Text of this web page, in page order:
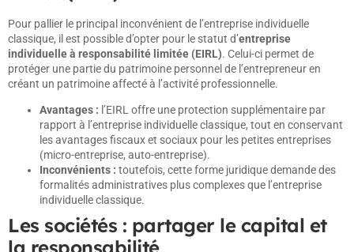
Pour pallier le principal inconvénient de l’entreprise individuelle
classique, il est possible d’opter pour le statut d’entreprise
individuelle à responsabilité limitée (EIRL). Celui-ci permet de
protéger une partie du patrimoine personnel de l’entrepreneur en
créant un patrimoine affecté à l’activité professionnelle.
Avantages : l’EIRL offre une protection supplémentaire par
rapport à l’entreprise individuelle classique, tout en conservant
les avantages fiscaux et sociaux pour les petites entreprises
(micro-entreprise, auto-entreprise).
Inconvénients : toutefois, cette forme juridique demande des
formalités administratives plus complexes que l’entreprise
individuelle classique.
Les sociétés : partager le capital et
la responsabilité